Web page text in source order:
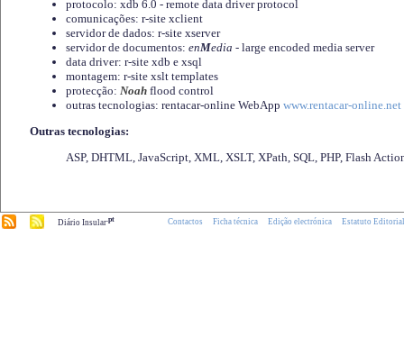
protocolo: xdb 6.0 - remote data driver protocol
comunicações: r-site xclient
servidor de dados: r-site xserver
servidor de documentos: enMedia - large encoded media server
data driver: r-site xdb e xsql
montagem: r-site xslt templates
protecção: Noah flood control
outras tecnologias: rentacar-online WebApp www.rentacar-online.net
Outras tecnologias:
ASP, DHTML, JavaScript, XML, XSLT, XPath, SQL, PHP, Flash
Diário Insular.pt Contactos Ficha técnica Edição electrónica Estatuto Editorial